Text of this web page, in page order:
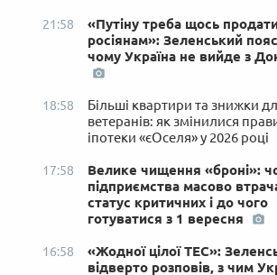
21:58
«Путіну треба щось
росіянам»: Зеленський
чому Україна не вийде з
18:58
Більші квартири та знижки
ветеранів: як змінилися
іпотеки «єОселя» у 2026 році
17:58
Велике чищення «броні»:
підприємства масово
статус критичних і до чого
готуватися з 1 вересня
16:58
«Жодної цілої ТЕС»:
відверто розповів, з чим